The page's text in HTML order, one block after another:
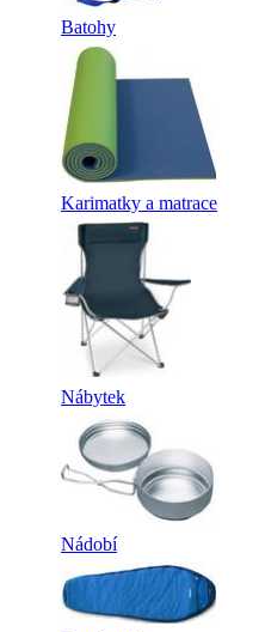
Batohy
Karimatky a matrace
Nábytek
Nádobí